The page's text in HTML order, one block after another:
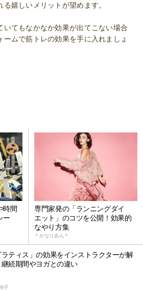
嬉しいメリットが望めます。
いてもなかなか効果が出てこない場合
ームで筋トレの効果を手に入れましょ
時間
ー
専門家発の「ランニングダイ
エット」のコツを公開！効果的
なやり方集
＊かなりあん＊
ラティス」の効果をインストラクターが解
続期間やヨガとの違い
子